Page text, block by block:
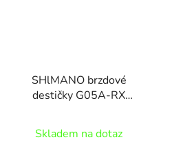
SHlMANO brzdové
destičky G05A-RX
písté pár
Skladem na dotaz